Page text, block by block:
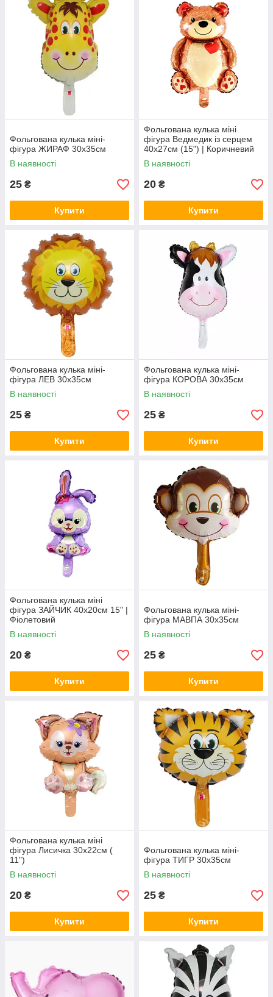
Фольгована кулька міні-
фігура ЖИРАФ 30х35см
В наявності
25 ₴
Купити
Фольгована кулька міні
фігура Ведмедик із серцем
40х27см (15") | Коричневий
В наявності
20 ₴
Купити
Фольгована кулька міні-
фігура ЛЕВ 30х35см
В наявності
25 ₴
Купити
Фольгована кулька міні-
фігура КОРОВА 30х35см
В наявності
25 ₴
Купити
Фольгована кулька міні
фігура ЗАЙЧИК 40х20см 15" |
Фіолетовий
В наявності
20 ₴
Купити
Фольгована кулька міні-
фігура МАВПА 30х35см
В наявності
25 ₴
Купити
Фольгована кулька міні
фігура Лисичка 30х22см (
11")
В наявності
20 ₴
Купити
Фольгована кулька міні-
фігура ТИГР 30х35см
В наявності
25 ₴
Купити